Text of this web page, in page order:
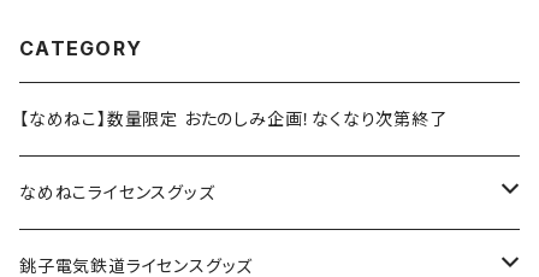
CATEGORY
【なめねこ】数量限定 おたのしみ企画！なくなり次第終了
なめねこライセンスグッズ
Tシャツ
銚子電気鉄道ライセンスグッズ